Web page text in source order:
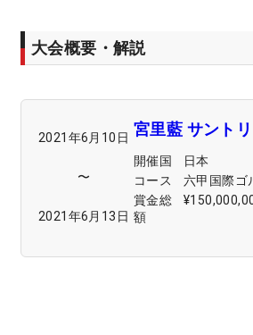
大会概要・解説
2021年6月10日
〜
2021年6月13日
宮里藍 サント
開催国
日本
コース
六甲国際ゴ
賞金総
額